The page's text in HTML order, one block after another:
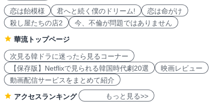
恋は飴模様
君へと続く僕のドリーム!
恋は命がけ
殺し屋たちの店2
今、不倫が問題ではありません
華流トップページ
次見る韓ドラに迷ったら見るコーナー
【保存版】Netflixで見られる韓国時代劇20選
映画レビュー
動画配信サービスをまとめて紹介
アクセスランキング もっと見る>>